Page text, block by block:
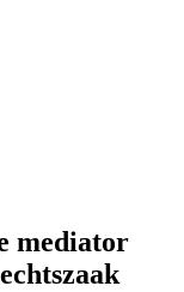
mediator